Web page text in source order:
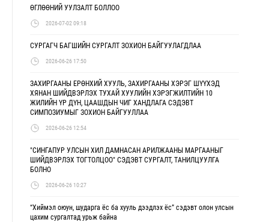
ӨГЛӨӨНИЙ УУЛЗАЛТ БОЛЛОО
2026-07-02 09:18
СУРГАГЧ БАГШИЙН СУРГАЛТ ЗОХИОН БАЙГУУЛАГДЛАА
2026-06-26 17:50
ЗАХИРГААНЫ ЕРӨНХИЙ ХУУЛЬ, ЗАХИРГААНЫ ХЭРЭГ ШҮҮХЭД
ХЯНАН ШИЙДВЭРЛЭХ ТУХАЙ ХУУЛИЙН ХЭРЭГЖИЛТИЙН 10
ЖИЛИЙН ҮР ДҮН, ЦААШДЫН ЧИГ ХАНДЛАГА СЭДЭВТ
СИМПОЗИУМЫГ ЗОХИОН БАЙГУУЛЛАА
2026-06-26 12:54
"СИНГАПУР УЛСЫН ХИЛ ДАМНАСАН АРИЛЖААНЫ МАРГААНЫГ
ШИЙДВЭРЛЭХ ТОГТОЛЦОО" СЭДЭВТ СУРГАЛТ, ТАНИЛЦУУЛГА
БОЛНО
2026-06-26 10:27
“Хиймэл оюун, шударга ёс ба хууль дээдлэх ёс” сэдэвт олон улсын
цахим сургалтад урьж байна